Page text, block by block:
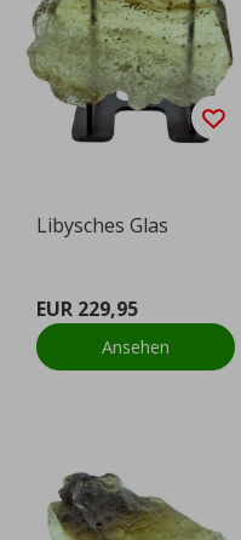
Libysches Glas
EUR 229,95
Ansehen